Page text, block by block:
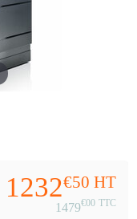
1232€50 HT
1479€00 TTC